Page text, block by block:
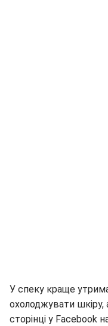
У спеку краще
охолоджувати
сторінці у Facebook